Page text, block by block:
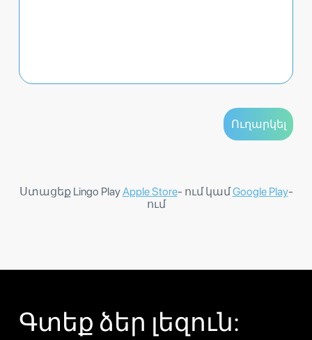
Ստացեք Lingo PlayApple Store- ում կամGoogle Play-
ում
Գտեք ձեր լեզուն: